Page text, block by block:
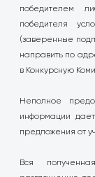
победителем
победителя
(заверенные
направить по
в Конкурсную
Неполное
информации
предложения от
Вся